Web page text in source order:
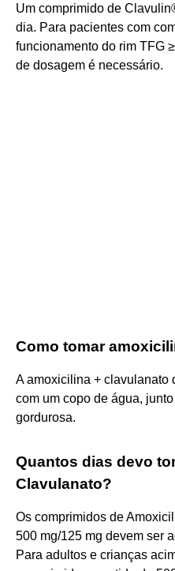
Um comprimido de
dia. Para pacientes com
funcionamento do rim TFG
de dosagem é necessário.
Como tomar
A amoxicilina + clavulanato
com um copo de água,
gordurosa.
Quantos dias devo
Clavulanato?
Os comprimidos de
500 mg/125 mg devem ser
Para adultos e crianças